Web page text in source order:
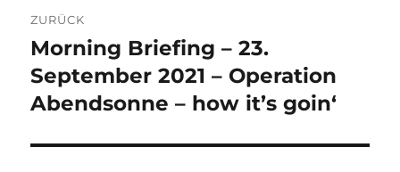
Navigation
ZURÜCK
Vorheriger
Beitrag:
Morning Briefing – 23.
September 2021 – Operation
Abendsonne – how it’s goin‘